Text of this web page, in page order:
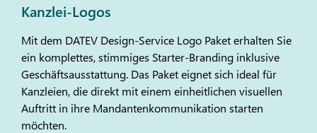
Kanzlei-Logos
Mit dem DATEV Design-Service Logo Paket erhalten Sie
ein komplettes, stimmiges Starter-Branding inklusive
Geschäftsausstattung. Das Paket eignet sich ideal für
Kanzleien, die direkt mit einem einheitlichen visuellen
Auftritt in ihre Mandantenkommunikation starten
möchten.